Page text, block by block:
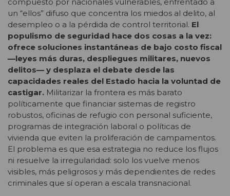
un “ellos” difuso que concentra los miedos al delito, al
desempleo o a la pérdida de control territorial. El
populismo de seguridad hace dos cosas a la vez:
ofrece soluciones instantáneas de bajo costo fiscal
—leyes más duras, despliegues militares, nuevos
delitos— y desplaza el debate desde las
capacidades reales del Estado hacia la voluntad de
castigar. Militarizar la frontera es más barato
políticamente que financiar sistemas de registro
robustos, oficinas de refugio con personal suficiente,
programas de integración laboral o políticas de
vivienda que eviten la proliferación de campamentos.
El problema es que esa estrategia no reduce los flujos
ni resuelve la irregularidad: solo los vuelve menos
visibles, más peligrosos y más dependientes de redes
criminales que sí operan a escala transnacional.